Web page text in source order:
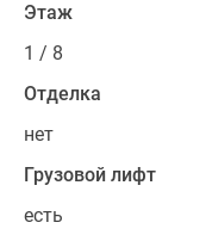
Этаж
1 / 8
Отделка
нет
Грузовой лифт
есть